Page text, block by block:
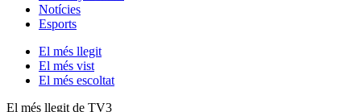
Notícies
Esports
El més llegit
El més vist
El més escoltat
El més llegit de TV3